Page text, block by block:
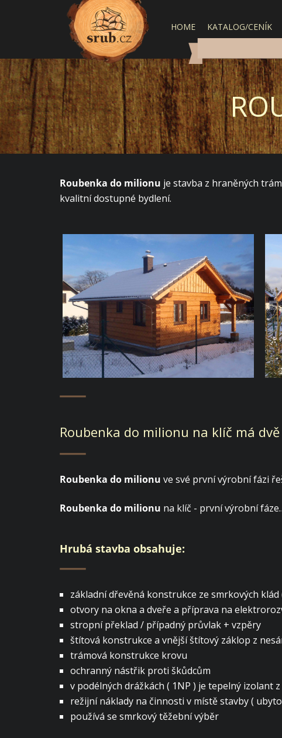
HOME KATALOG/CENÍK
Roubenka do milionu je stavba z hraněných
kvalitní dostupné bydlení.
Roubenka do milionu na klíč má
Roubenka do milionu ve své první výrobní fázi
Roubenka do milionu na klíč - první výrobní
Hrubá stavba obsahuje:
základní dřevěná konstrukce ze smrkových klád
otvory na okna a dveře a příprava na
stropní překlad / případný průvlak + vzpěry
štítová konstrukce a vnější štítový záklop z
trámová konstrukce krovu
ochranný nástřik proti škůdcům
v podélných drážkách ( 1NP ) je tepelný izolant
režijní náklady na činnosti v místě stavby (
používá se smrkový těžební výběr